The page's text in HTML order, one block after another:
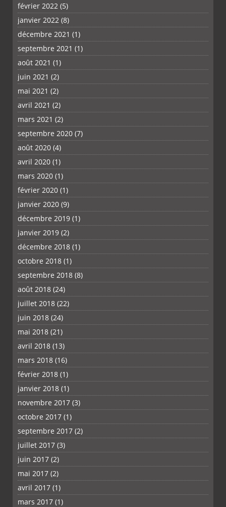
février 2022 (5)
janvier 2022 (8)
décembre 2021 (1)
septembre 2021 (1)
août 2021 (1)
juin 2021 (2)
mai 2021 (2)
avril 2021 (2)
mars 2021 (2)
septembre 2020 (7)
août 2020 (4)
avril 2020 (1)
mars 2020 (1)
février 2020 (1)
janvier 2020 (9)
décembre 2019 (1)
janvier 2019 (2)
décembre 2018 (1)
octobre 2018 (1)
septembre 2018 (8)
août 2018 (24)
juillet 2018 (22)
juin 2018 (24)
mai 2018 (21)
avril 2018 (13)
mars 2018 (16)
février 2018 (1)
janvier 2018 (1)
novembre 2017 (3)
octobre 2017 (1)
septembre 2017 (2)
juillet 2017 (3)
juin 2017 (2)
mai 2017 (2)
avril 2017 (1)
mars 2017 (1)